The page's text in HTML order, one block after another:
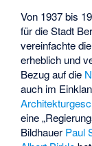
Von 1937 bis
für die Stadt
vereinfachte
erheblich und
Bezug auf die
auch im
eine
Bildhauer Paul